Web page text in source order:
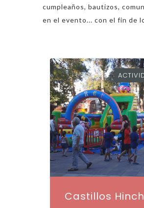
cumpleaños, bautizos,
en el evento... con el fin de
Castillos